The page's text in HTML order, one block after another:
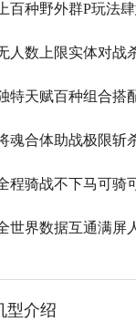
百种野外群P玩法
人数上限实体对战
特天赋百种组合搭
魂合体助战极限斩
程骑战不下马可骑
世界数据互通满屏
型介绍